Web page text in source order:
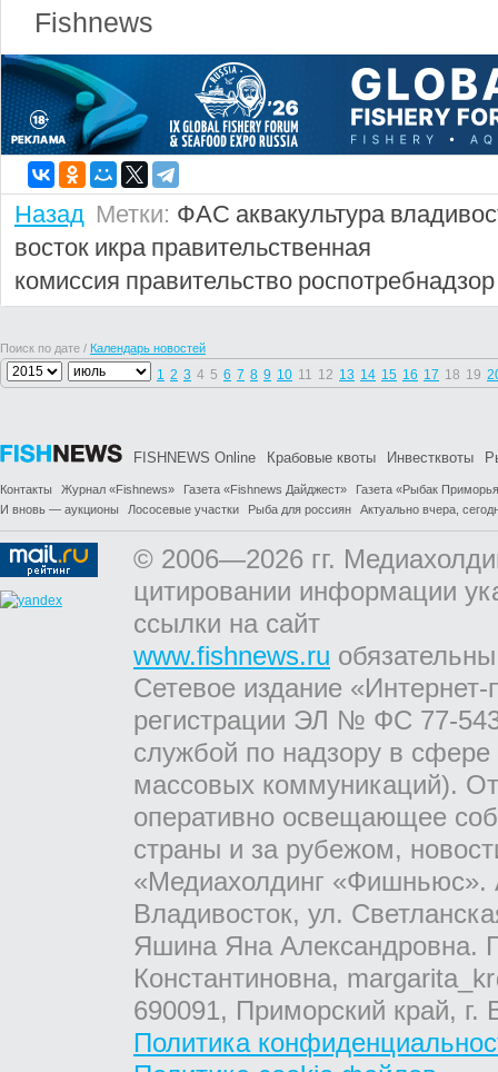
Fishnews
Назад Метки: ФАС аквакультура
восток икра правительственная
комиссия правительство роспотребнадзор
Поиск по дате / Календарь новостей
1 2 3 4 5 6 7 8 9 10 11 12 13 14 15 16 17 18 19
FISHNEWS Online Крабовые квоты Инвестквоты
Контакты Журнал «Fishnews» Газета «Fishnews Дайджест»
Газета «Рыбак
И вновь — аукционы
Лососевые участки Рыба для россиян Актуально вчера,
© 2006—2026 гг.
цитировании информации
ссылки на сайт
www.fishnews.ru
Сетевое издание
регистрации ЭЛ № ФС 77-
службой по надзору в
массовых коммуникаций).
оперативно освещающее
страны и за рубежом,
«Медиахолдинг «Фишньюс».
Владивосток, ул.
Яшина Яна Александровна.
Константиновна,
690091, Приморский край,
Политика